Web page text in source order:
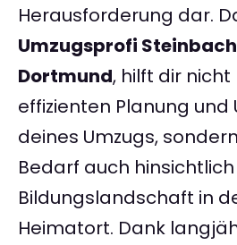
Herausforderung dar.
Umzugsprofi
Dortmund, hilft dir
effizienten Planung und
deines Umzugs,
Bedarf auch
Bildungslandschaft in
Heimatort. Dank